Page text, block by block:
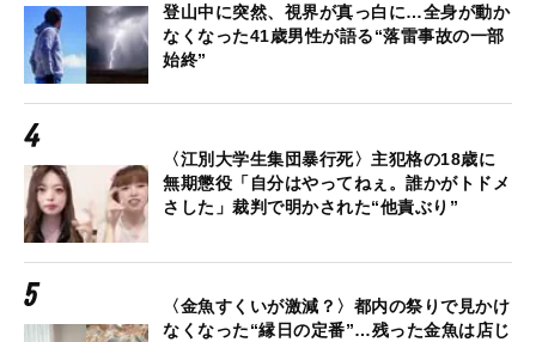
登山中に突然、視界が真っ白に…全身が動か
なくなった41歳男性が語る“落雷事故の一部
始終”
〈江別大学生集団暴行死〉主犯格の18歳に
無期懲役「自分はやってねぇ。誰かがトドメ
さした」裁判で明かされた“他責ぶり”
〈金魚すくいが激減？〉都内の祭りで見かけ
なくなった“縁日の定番”…残った金魚は店じ